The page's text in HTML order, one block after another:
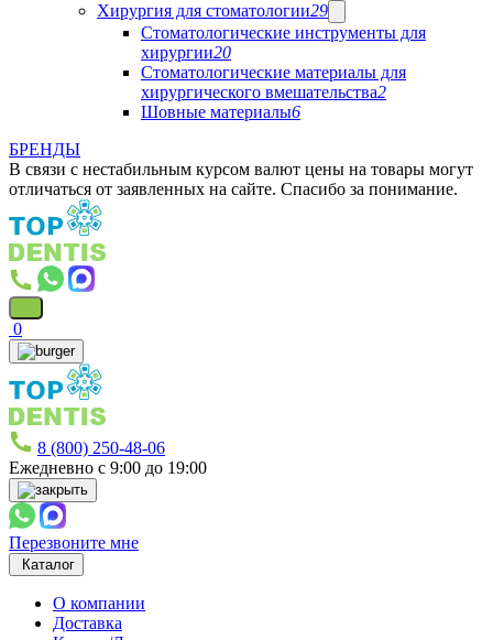
Хирургия для стоматологии29
Стоматологические инструменты для
хирургии20
Стоматологические материалы для
хирургического вмешательства2
Шовные материалы6
БРЕНДЫ
В связи с нестабильным курсом валют цены на товары могут
отличаться от заявленных на сайте. Спасибо за понимание.
0
8 (800) 250-48-06
Ежедневно с 9:00 до 19:00
Перезвоните мне
Каталог
О компании
Доставка